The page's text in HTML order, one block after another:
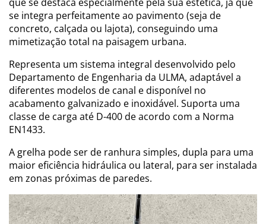
se integra perfeitamente ao pavimento (seja de
concreto, calçada ou lajota), conseguindo uma
mimetização total na paisagem urbana.
Representa um sistema integral desenvolvido pelo
Departamento de Engenharia da ULMA, adaptável a
diferentes modelos de canal e disponível no
acabamento galvanizado e inoxidável. Suporta uma
classe de carga até D-400 de acordo com a Norma
EN1433.
A grelha pode ser de ranhura simples, dupla para uma
maior eficiência hidráulica ou lateral, para ser instalada
em zonas próximas de paredes.